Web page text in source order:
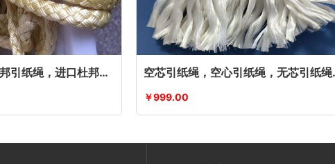
杜邦丝引纸绳，杜邦引纸绳，进口杜邦丝引纸绳 空芯引纸
￥999.00